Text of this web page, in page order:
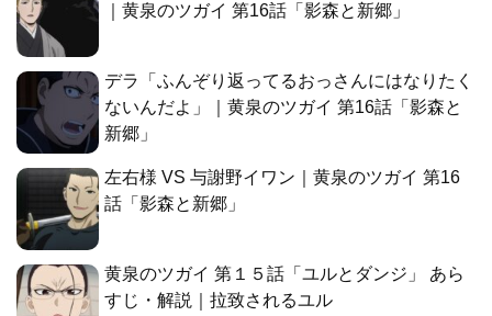
｜黄泉のツガイ 第16話「影森と新郷」
デラ「ふんぞり返ってるおっさんにはなりたく
ないんだよ」｜黄泉のツガイ 第16話「影森と
新郷」
左右様 VS 与謝野イワン｜黄泉のツガイ 第16
話「影森と新郷」
黄泉のツガイ 第１５話「ユルとダンジ」 あら
すじ・解説｜拉致されるユル